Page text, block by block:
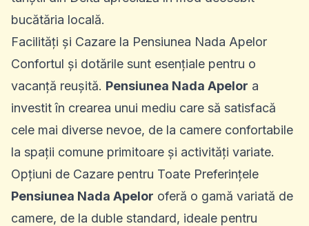
bucătăria locală.
Facilități și Cazare la Pensiunea Nada Apelor
Confortul și dotările sunt esențiale pentru o
vacanță reușită. Pensiunea Nada Apelor a
investit în crearea unui mediu care să satisfacă
cele mai diverse nevoe, de la camere confortabile
la spații comune primitoare și activități variate.
Opțiuni de Cazare pentru Toate Preferințele
Pensiunea Nada Apelor oferă o gamă variată de
camere, de la duble standard, ideale pentru